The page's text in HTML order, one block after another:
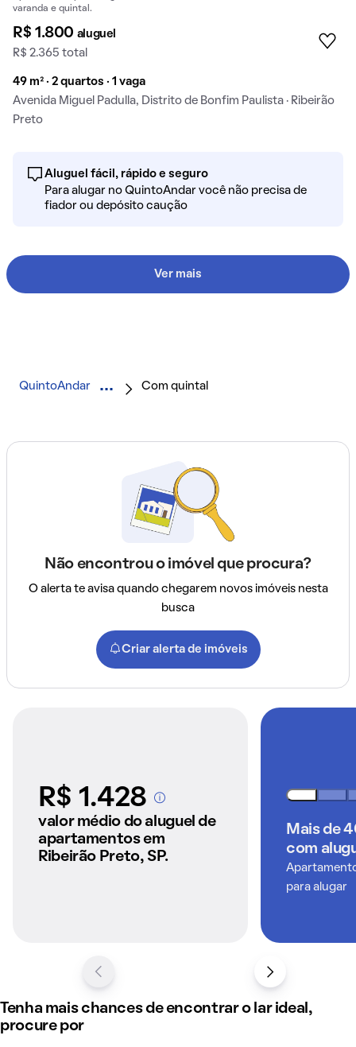
varanda e quintal.
R$ 1.800 aluguel
R$ 2.365 total
49 m² · 2 quartos · 1 vaga
Avenida Miguel Padulla, Distrito de Bonfim Paulista · Ribeirão
Preto
Aluguel fácil, rápido e seguro
Para alugar no QuintoAndar você não precisa de
fiador ou depósito caução
Ver mais
QuintoAndar Com quintal
Não encontrou o imóvel que procura?
O alerta te avisa quando chegarem novos imóveis nesta
busca
Criar alerta de imóveis
R$ 1.428A partir dos imóveis
anunciados pelo
QuintoAndar
valor médio do aluguel de
apartamentos em
Ribeirão Preto, SP.
Mais de
com
para alugar
Tenha mais chances de encontrar o lar ideal,
procure por